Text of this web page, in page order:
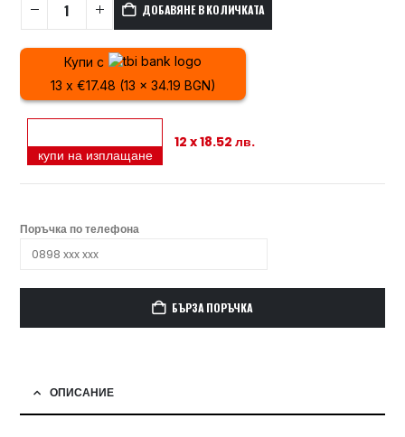
ДОБАВЯНЕ В КОЛИЧКАТА
Купи с
13 x €17.48 (13 x 34.19 BGN)
купи на изплащане
12 x 18.52 лв.
Поръчка по телефона
БЪРЗА ПОРЪЧКА
ОПИСАНИЕ